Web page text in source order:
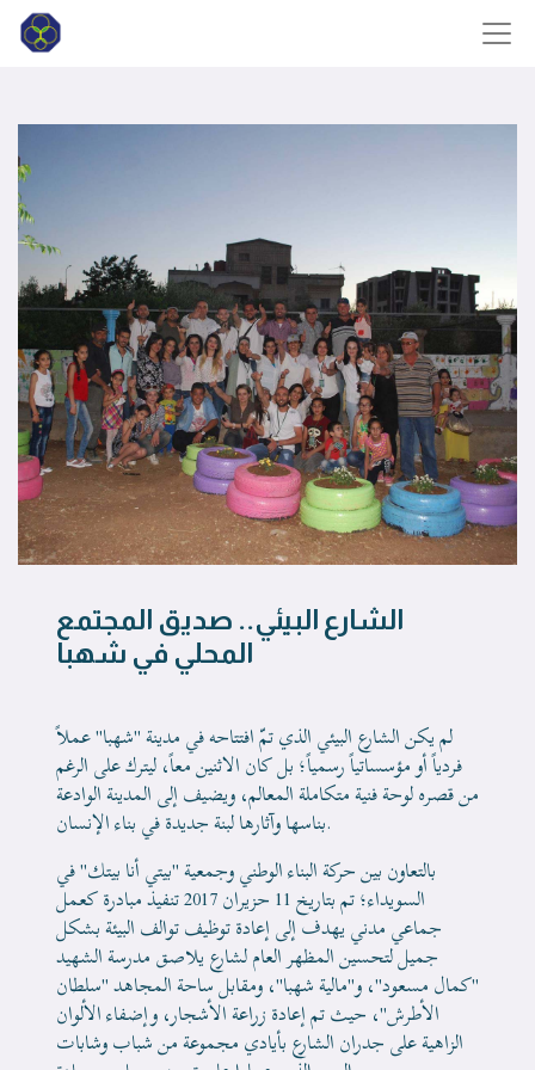
الشارع البيئي.. صديق المجتمع
المحلي في شهبا
لم يكن الشارع البيئي الذي تمّ افتتاحه في مدينة "شهبا" عملاً
فردياً أو مؤسساتياً رسمياً؛ بل كان الاثنين معاً، ليترك على الرغم
من قصره لوحة فنية متكاملة المعالم، ويضيف إلى المدينة الوادعة
بناسها وآثارها لبنة جديدة في بناء الإنسان.
بالتعاون بين حركة البناء الوطني وجمعية "بيتي أنا بيتك" في
السويداء؛ تم بتاريخ 11 حزيران 2017 تنفيذ مبادرة كعمل
جماعي مدني يهدف إلى إعادة توظيف توالف البيئة بشكل
جميل لتحسين المظهر العام لشارع يلاصق مدرسة الشهيد
"كمال مسعود"، و"مالية شهبا"، ومقابل ساحة المجاهد "سلطان
الأطرش"، حيث تم إعادة زراعة الأشجار، وإضفاء الألوان
الزاهية على جدران الشارع بأيادي مجموعة من شباب وشابات